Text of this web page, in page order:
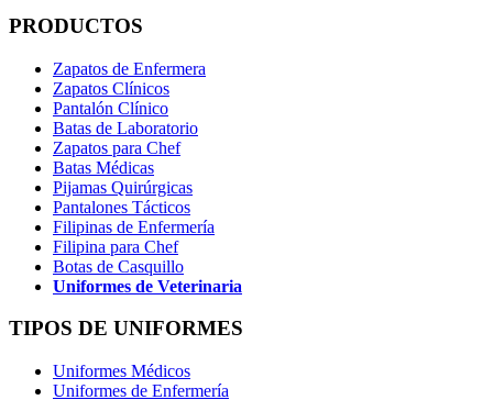
PRODUCTOS
Zapatos de Enfermera
Zapatos Clínicos
Pantalón Clínico
Batas de Laboratorio
Zapatos para Chef
Batas Médicas
Pijamas Quirúrgicas
Pantalones Tácticos
Filipinas de Enfermería
Filipina para Chef
Botas de Casquillo
Uniformes de Veterinaria
TIPOS DE UNIFORMES
Uniformes Médicos
Uniformes de Enfermería